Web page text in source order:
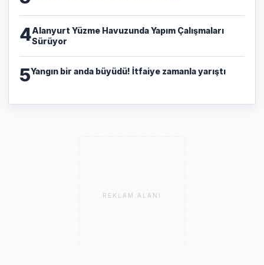
4Alanyurt Yüzme Havuzunda Yapım Çalışmaları
Sürüyor
5Yangın bir anda büyüdü! İtfaiye zamanla yarıştı
REKLAM ALANI